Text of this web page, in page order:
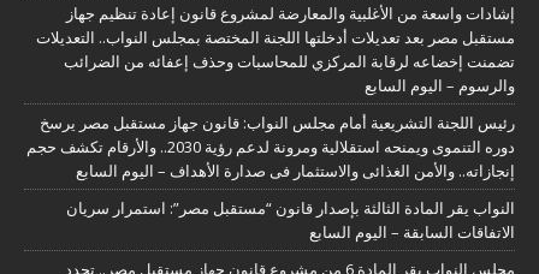
إشادات واسعة من الأغلبية والمعارضة لمشروع قانون إعادة تنظيم جهاز
مستقبل مصر بعد تعديلات أدخلتها اللجنة المختصة بمجلس النواب.. التعديلات
تضمنت إخضاعه لرقابة المركزي للمحاسبات وحذف إعفائه من الضرائب
والرسوم – اليوم السابع
رئيس اللجنة التشريعية أمام مجلس النواب: قانون جهاز مستقبل مصر يرسخ
دوره التنموى ويمنحه استقلالية ومرونة لدعم رؤية 2030.. والأرقام تكشف حجم
إنجازاته.. والأمن الغذائى والاستثمار فى صدارة الأهداف – اليوم السابع
النواب يقر المادة الثالثة بإصدار قانون “مستقبل مصر”: استمرار سريان
الاتفاقات السابقة – اليوم السابع
مجلس النواب يقر المادة 6 من مشروع قانون جهاز مستقبل مصر.. تحدد